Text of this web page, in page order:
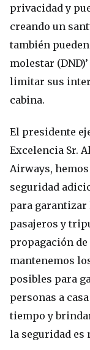
privacidad y
creando un
también
molestar
limitar sus
cabina.
El presidente
Excelencia Sr.
Airways,
seguridad
para garantizar
pasajeros y
propagación
mantenemos
posibles para
personas a
tiempo y
la seguridad es